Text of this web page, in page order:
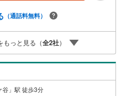
らお問い合わせください。※必ずYah
できません。ご案内・詳細な資料
ぞ♪お電話でのお問い合わせも常
お気軽にお問い合わせください。
（通話料無料）
もっと見る（全2社）
谷」駅 徒歩3分